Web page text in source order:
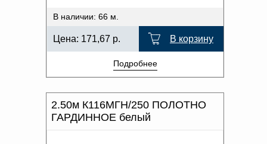
В наличии: 66 м.
Цена: 171,67 р. В корзину
Подробнее
2.50м К116МГН/250 ПОЛОТНО
ГАРДИННОЕ белый